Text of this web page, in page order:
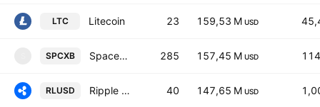
LTC Litecoin 23 159,53 M USD
SPCXB SpaceX Tokenized bStocks 285 157,45 M USD
RLUSD Ripple USD 40 147,65 M USD